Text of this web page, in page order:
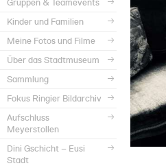
Gruppen & Teamevents
Kinder und Familien
Meine Fotos und Filme
Über das Stadtmuseum
Sammlung
Fokus Ringier Bildarchiv
Aufschluss
Meyerstollen
Dini Gschicht – Eusi
Stadt